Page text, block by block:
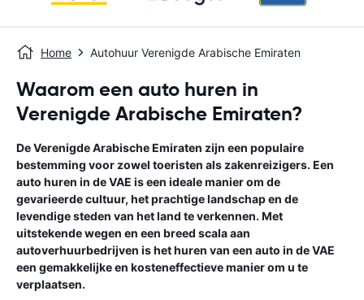
Home Autohuur Verenigde Arabische Emiraten
Waarom een auto huren in
Verenigde Arabische Emiraten?
De Verenigde Arabische Emiraten zijn een populaire
bestemming voor zowel toeristen als zakenreizigers. Een
auto huren in de VAE is een ideale manier om de
gevarieerde cultuur, het prachtige landschap en de
levendige steden van het land te verkennen. Met
uitstekende wegen en een breed scala aan
autoverhuurbedrijven is het huren van een auto in de VAE
een gemakkelijke en kosteneffectieve manier om u te
verplaatsen.